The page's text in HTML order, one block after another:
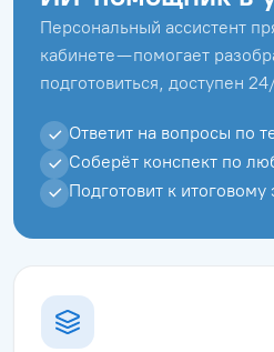
Персональный ассистент
кабинете — помогает
подготовиться, доступен
Ответит на вопросы по
Соберёт конспект по
Подготовит к итоговому